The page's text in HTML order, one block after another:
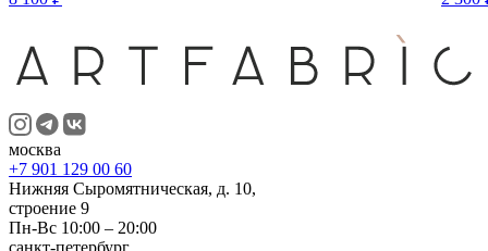
москва
+7 901 129 00 60
Нижняя Сыромятническая, д. 10,
строение 9
Пн-Вс 10:00 – 20:00
санкт-петербург